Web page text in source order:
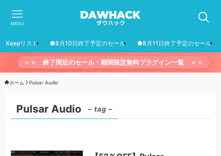
MENU
Keepリスト ●8月10日終了予定のセール ●8月11日終了予定のセール
＞＞ 終了間近のセール・期間限定無料プラグイン一覧 ＜＜
ホーム Pulsar Audio
Pulsar Audio – tag –